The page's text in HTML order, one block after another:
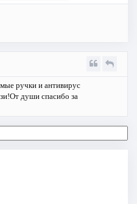
ручки и антивирус
души спасибо за